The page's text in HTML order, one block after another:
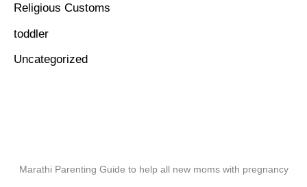
Religious Customs
toddler
Uncategorized
Marathi Parenting Guide to help all new moms with pregnancy